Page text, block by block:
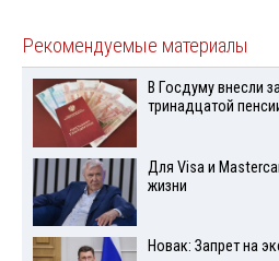
Рекомендуемые материалы
В Госдуму внесли
тринадцатой
Для Visа и
жизни
Новак: Запрет на